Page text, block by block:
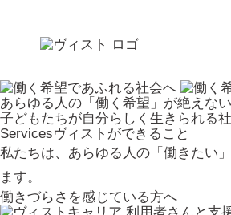
あらゆる人の「働く希望」が絶えない
子どもたちが自分らしく生きられる社
Servicesヴィストができること
私たちは、あらゆる人の「働きたい
ます。
働きづらさを感じている方へ